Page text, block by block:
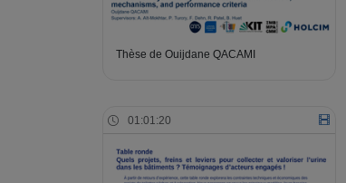
Thèse de Ouijdane QACAMI
01:01:20